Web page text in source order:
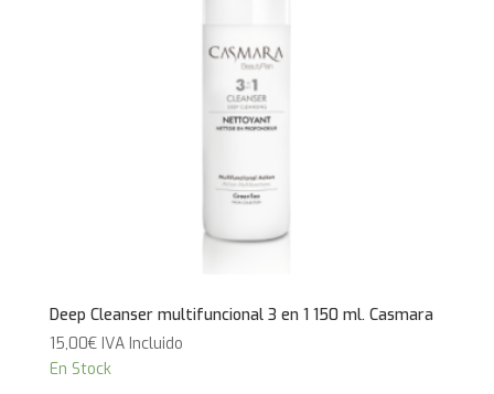
Deep Cleanser multifuncional 3 en 1 150 ml. Casmara
15,00€ IVA Incluido
En Stock